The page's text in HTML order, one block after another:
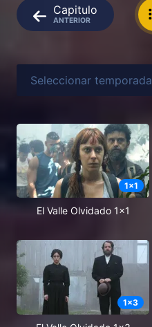
Capitulo
ANTERIOR
Seleccionar temporada
1x1
El Valle Olvidado 1x1
1x3